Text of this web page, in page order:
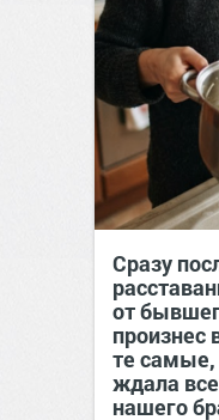
Сразу
от
произнес
те
ждала
нашего